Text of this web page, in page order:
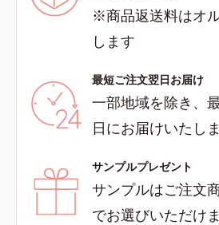
※商品返送料はオ
します
最短ご注文翌日お届け
一部地域を除き、
日にお届けいたし
サンプルプレゼント
サンプルはご注文
でお選びいただけ